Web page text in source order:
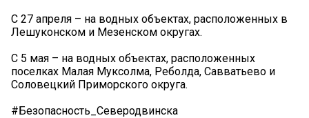
С 27 апреля – на водных объектах, расположенных в
Лешуконском и Мезенском округах.
С 5 мая – на водных объектах, расположенных
поселках Малая Муксолма, Реболда, Савватьево и
Соловецкий Приморского округа.
#Безопасность_Северодвинска